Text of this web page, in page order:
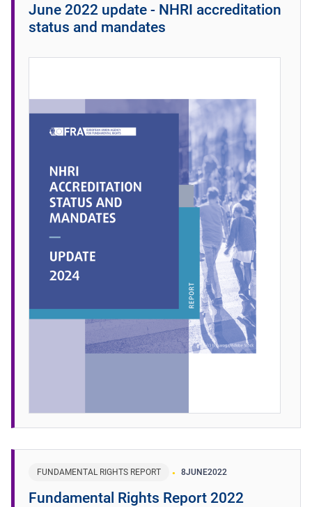
June 2022 update - NHRI accreditation
status and mandates
FUNDAMENTAL RIGHTS REPORT 8JUNE2022
Fundamental Rights Report 2022